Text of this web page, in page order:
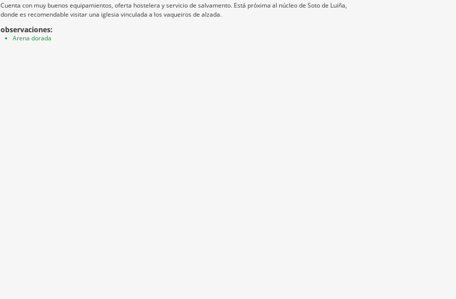
Cuenta con muy buenos equipamientos, oferta hostelera y servicio de salvamento. Está próxima al núcleo de Soto de Luiña,
donde es recomendable visitar una iglesia vinculada a los vaqueiros de alzada.
observaciones:
Arena dorada